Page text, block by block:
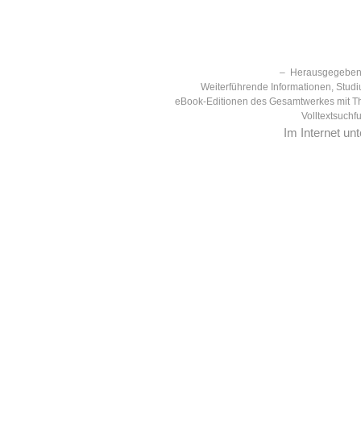
–
Weiterführende Informationen,
eBook-Editionen des Gesamtwerkes mit
Im Internet